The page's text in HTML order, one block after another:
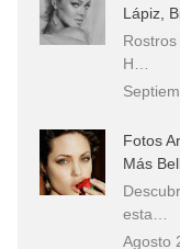
Lápiz,
H…
Fotos
Más
esta…
Agosto